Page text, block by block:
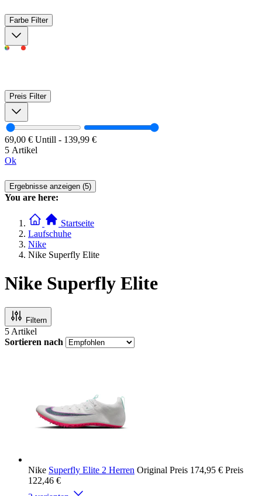
Farbe Filter
Preis Filter
69,00 € Untill - 139,99 €
5 Artikel
Ok
Ergebnisse anzeigen (5)
You are here:
Startseite
Laufschuhe
Nike
Nike Superfly Elite
Nike Superfly Elite
Filtern
5 Artikel
Sortieren nach
Nike Superfly Elite 2 Herren Original Preis 174,95 € Preis
122,46 €